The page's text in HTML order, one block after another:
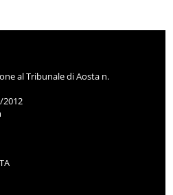
al Tribunale di Aosta n.
2012